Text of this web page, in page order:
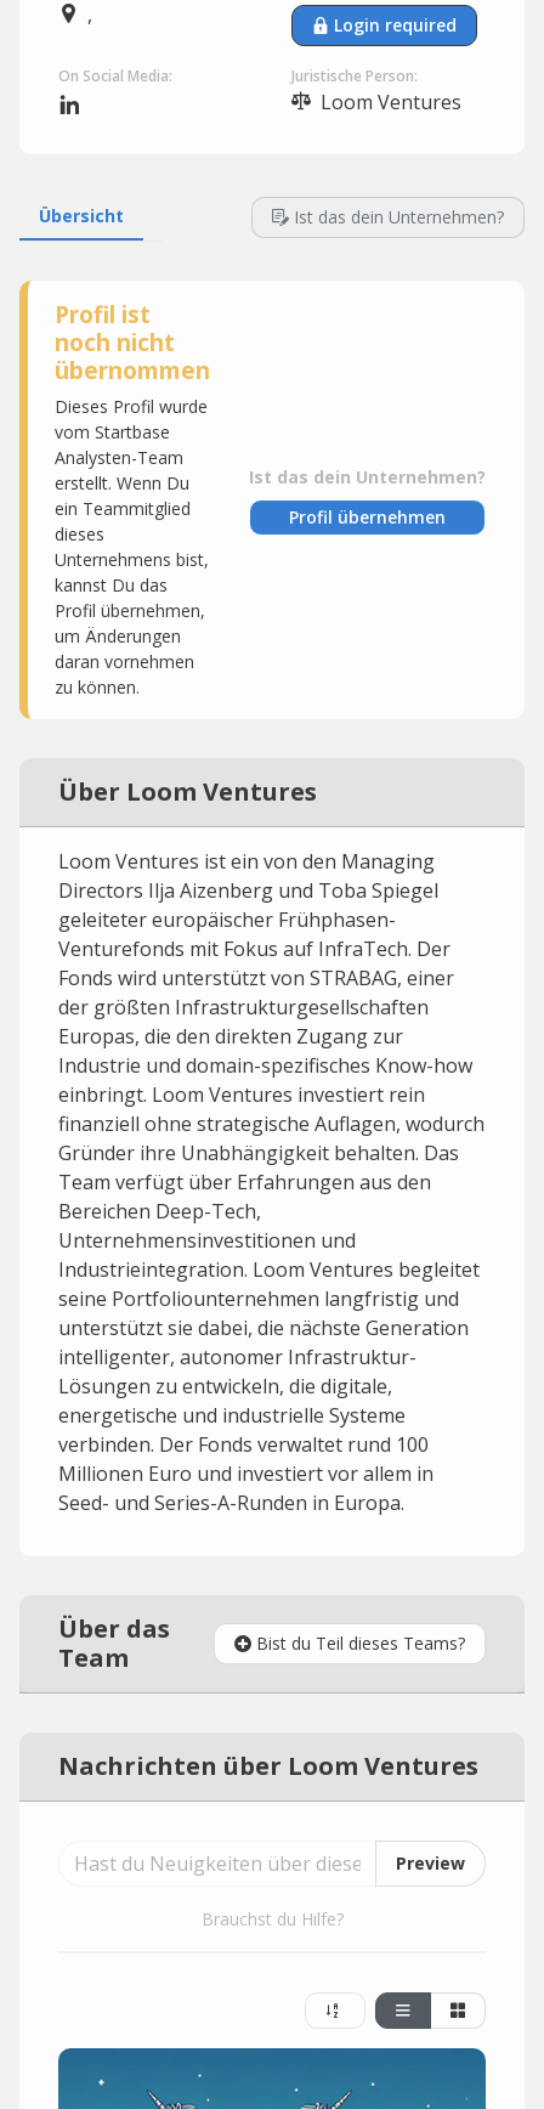
, Login required
On Social Media: Juristische Person:
Loom Ventures
Übersicht Ist das dein Unternehmen?
Profil ist
noch nicht
übernommen
Dieses Profil wurde
vom Startbase
Analysten-Team
erstellt. Wenn Du
ein Teammitglied
dieses
Unternehmens bist,
kannst Du das
Profil übernehmen,
um Änderungen
daran vornehmen
zu können.
Ist das dein Unternehmen?
Profil übernehmen
Über Loom Ventures
Loom Ventures ist ein von den Managing
Directors Ilja Aizenberg und Toba Spiegel
geleiteter europäischer Frühphasen-
Venturefonds mit Fokus auf InfraTech. Der
Fonds wird unterstützt von STRABAG, einer
der größten Infrastrukturgesellschaften
Europas, die den direkten Zugang zur
Industrie und domain-spezifisches Know-how
einbringt. Loom Ventures investiert rein
finanziell ohne strategische Auflagen, wodurch
Gründer ihre Unabhängigkeit behalten. Das
Team verfügt über Erfahrungen aus den
Bereichen Deep-Tech,
Unternehmensinvestitionen und
Industrieintegration. Loom Ventures begleitet
seine Portfoliounternehmen langfristig und
unterstützt sie dabei, die nächste Generation
intelligenter, autonomer Infrastruktur-
Lösungen zu entwickeln, die digitale,
energetische und industrielle Systeme
verbinden. Der Fonds verwaltet rund 100
Millionen Euro und investiert vor allem in
Seed- und Series-A-Runden in Europa.
Über das
Team
Bist du Teil dieses Teams?
Nachrichten über Loom Ventures
Preview
Brauchst du Hilfe?